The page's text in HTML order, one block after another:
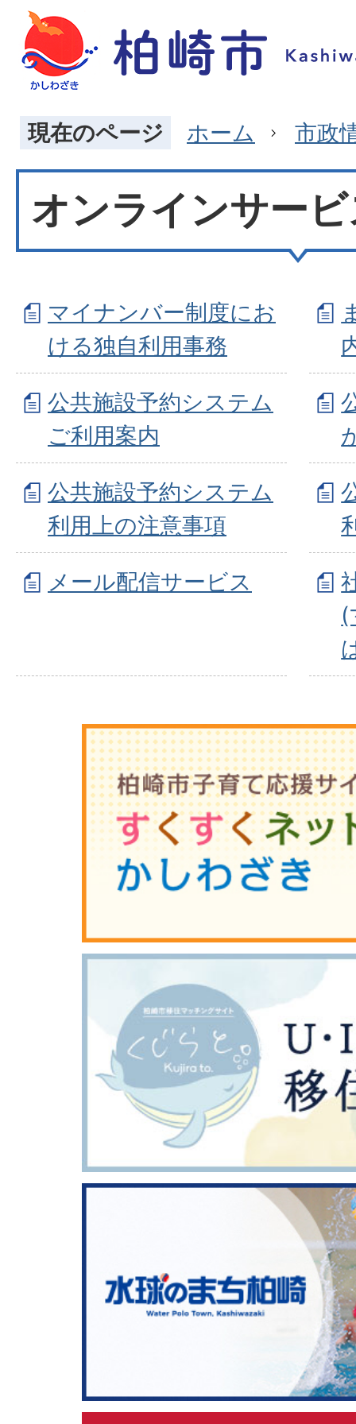
現在のページ ホーム 市政
オンラインサー
マイナンバー制度にお
ける独自利用事務
公共施設予約システム
ご利用案内
公共施設予約システム
利用上の注意事項
メール配信サービス
(